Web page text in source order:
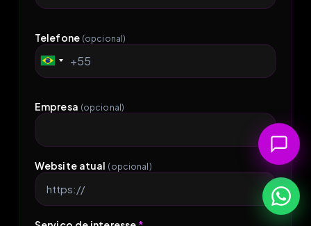
Telefone (opcional)
Brazil
+55
+55
Empresa (opcional)
Website atual (opcional)